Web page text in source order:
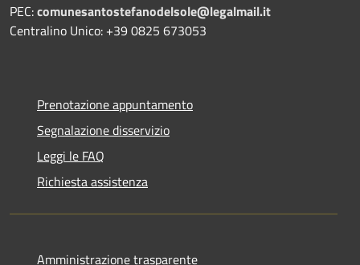
PEC:comunesantostefanodelsole@legalmail.it
Centralino Unico: +39 0825 673053
Prenotazione appuntamento
Segnalazione disservizio
Leggi le FAQ
Richiesta assistenza
Amministrazione trasparente